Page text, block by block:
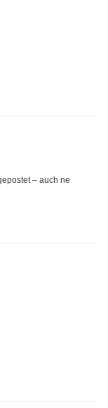
– auch ne